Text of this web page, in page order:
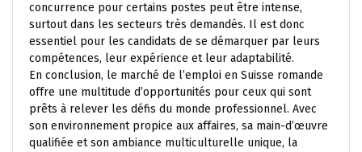
concurrence pour certains postes peut être intense,
surtout dans les secteurs très demandés. Il est donc
essentiel pour les candidats de se démarquer par leurs
compétences, leur expérience et leur adaptabilité.
En conclusion, le marché de l’emploi en Suisse romande
offre une multitude d’opportunités pour ceux qui sont
prêts à relever les défis du monde professionnel. Avec
son environnement propice aux affaires, sa main-d’œuvre
qualifiée et son ambiance multiculturelle unique, la